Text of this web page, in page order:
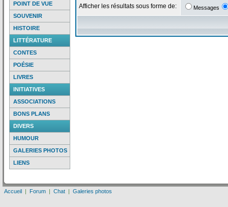
POINT DE VUE
SOUVENIR
HISTOIRE
LITTÉRATURE
CONTES
POÉSIE
LIVRES
INITIATIVES
ASSOCIATIONS
BONS PLANS
DIVERS
HUMOUR
GALERIES PHOTOS
LIENS
Afficher les résultats sous forme de: Messages
Accueil | Forum | Chat | Galeries photos